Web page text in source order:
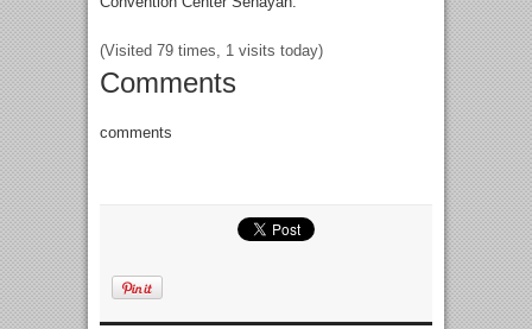
(Visited 79 times, 1 visits today)
Comments
comments